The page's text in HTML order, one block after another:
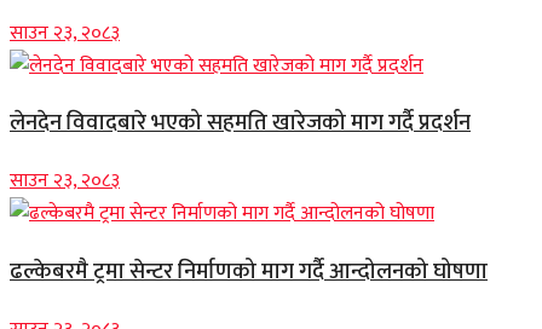
साउन २३, २०८३
लेनदेन विवादबारे भएको सहमति खारेजको माग गर्दै प्रदर्शन
साउन २३, २०८३
ढल्केबरमै ट्रमा सेन्टर निर्माणको माग गर्दै आन्दोलनको घोषणा